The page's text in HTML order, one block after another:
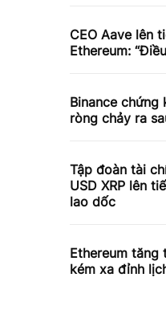
CEO Aave lên
Ethereum:
Binance chứng
ròng chảy ra
Tập đoàn tài
USD XRP lên
lao dốc
Ethereum tăng
kém xa đỉnh